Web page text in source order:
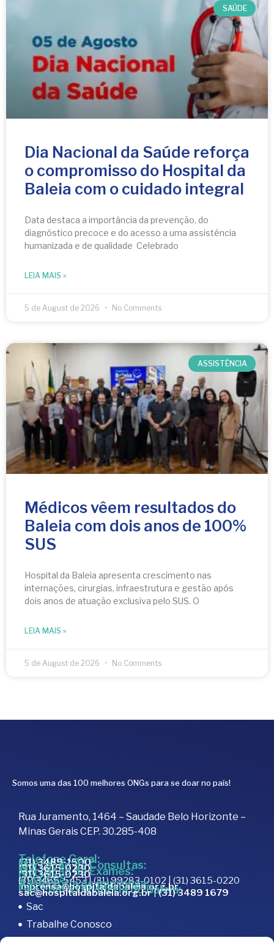
SAÚDE
Dia Nacional da Saúde reforça
o compromisso do Hospital da
Baleia com o cuidado integral
Data destaca a importância da prevenção, do
diagnóstico precoce e do acesso a uma assistência
humanizada e de qualidade Celebrado
LEIA MAIS »
5 de August de 2026 No Comments
ASSISTÊNCIA
Médicos vêem resultados do
Baleia com dois anos de 100%
SUS
Hospital da Baleia apresenta crescimento nas
internações, cirurgias, infraestrutura e gestão após
dois anos de atuação exclusiva pelo SUS. O
LEIA MAIS »
5 de August de 2026 No Comments
Somos uma das 100 melhores ONGs para se doar no país!
Rua Juramento, 1464 – Saudade Belo Horizonte –
Minas Gerais CEP. 30.285-408
Telefone Geral:
(31) 3489-1500
Marcação de Consultas:
(31) 3615-0230
Marcação de Exames:
(31) 3615-0230
Doações:
(31) 3465-5453 | (31) 99283-0102 | (31) 3615-0220
Assessoria de Imprensa:
imprensa@hospitaldabaleia.org.br
Fale com a Ouvidoria do Baleia:
sac@hospitaldabaleia.org.br|(31) 3489 1679
Sac
Trabalhe Conosco